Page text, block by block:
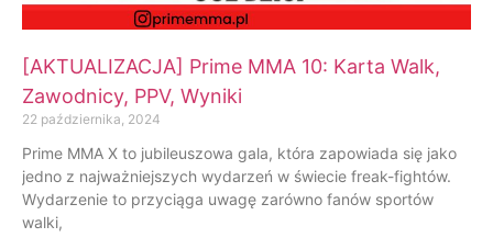
[AKTUALIZACJA] Prime MMA 10: Karta Walk,
Zawodnicy, PPV, Wyniki
22 października, 2024
Prime MMA X to jubileuszowa gala, która zapowiada się jako
jedno z najważniejszych wydarzeń w świecie freak-fightów.
Wydarzenie to przyciąga uwagę zarówno fanów sportów
walki,